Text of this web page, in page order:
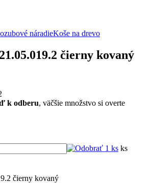
náradieKoše na drevo
čierny kovaný
k odberu, väčšie množstvo si overte
ks
čierny kovaný